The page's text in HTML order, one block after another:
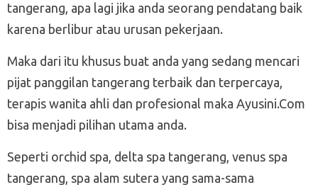
tangerang, apa lagi jika anda seorang pendatang baik
karena berlibur atau urusan pekerjaan.
Maka dari itu khusus buat anda yang sedang mencari
pijat panggilan tangerang terbaik dan terpercaya,
terapis wanita ahli dan profesional maka Ayusini.Com
bisa menjadi pilihan utama anda.
Seperti orchid spa, delta spa tangerang, venus spa
tangerang, spa alam sutera yang sama-sama